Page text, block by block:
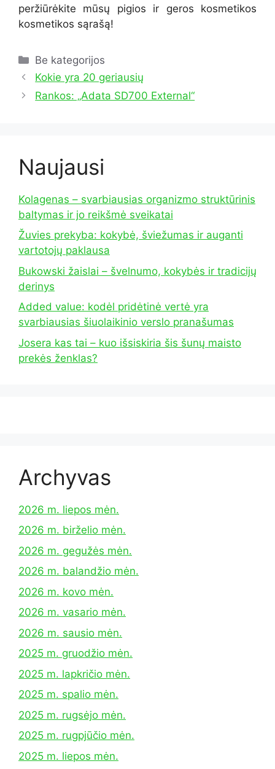
peržiūrėkite mūsų pigios ir geros kosmetikos
kosmetikos sąrašą!
Kategorijos
Be kategorijos
Kokie yra 20 geriausių
Rankos: „Adata SD700 External“
Naujausi
Kolagenas – svarbiausias organizmo struktūrinis
baltymas ir jo reikšmė sveikatai
Žuvies prekyba: kokybė, šviežumas ir auganti
vartotojų paklausa
Bukowski žaislai – švelnumo, kokybės ir tradicijų
derinys
Added value: kodėl pridėtinė vertė yra
svarbiausias šiuolaikinio verslo pranašumas
Josera kas tai – kuo išsiskiria šis šunų maisto
prekės ženklas?
Archyvas
2026 m. liepos mėn.
2026 m. birželio mėn.
2026 m. gegužės mėn.
2026 m. balandžio mėn.
2026 m. kovo mėn.
2026 m. vasario mėn.
2026 m. sausio mėn.
2025 m. gruodžio mėn.
2025 m. lapkričio mėn.
2025 m. spalio mėn.
2025 m. rugsėjo mėn.
2025 m. rugpjūčio mėn.
2025 m. liepos mėn.